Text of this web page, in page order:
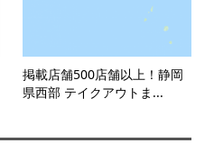
掲載店舗500店舗以上！静岡
県西部 テイクアウトま...